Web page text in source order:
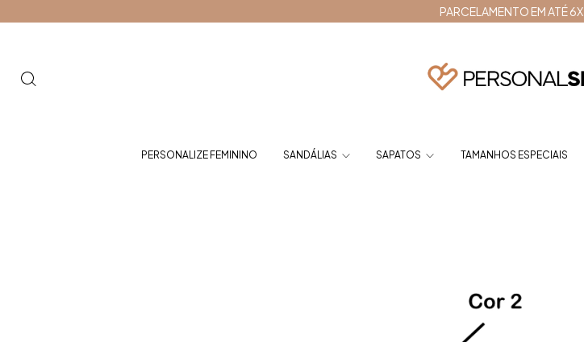
PARCELAMENTO EM ATÉ
PERSONALIZE FEMININO SANDÁLIAS SAPATOS TAMANHOS ESPECIAIS